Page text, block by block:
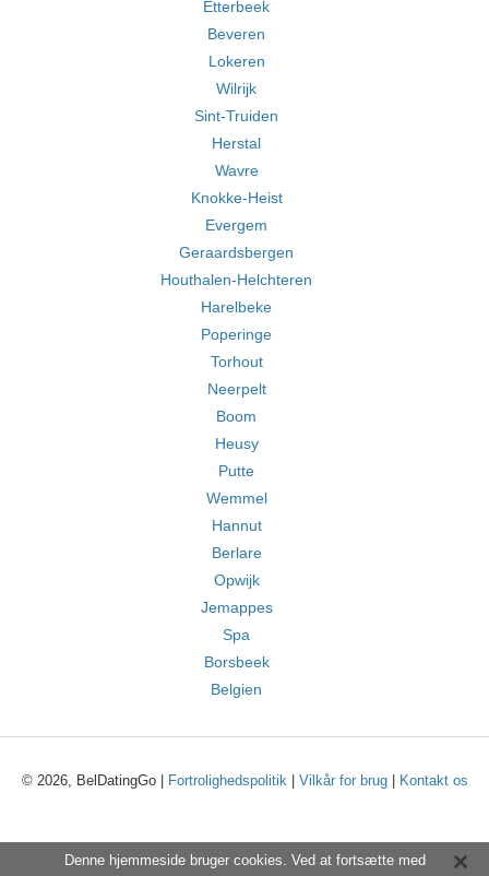
Etterbeek
Beveren
Lokeren
Wilrijk
Sint-Truiden
Herstal
Wavre
Knokke-Heist
Evergem
Geraardsbergen
Houthalen-Helchteren
Harelbeke
Poperinge
Torhout
Neerpelt
Boom
Heusy
Putte
Wemmel
Hannut
Berlare
Opwijk
Jemappes
Spa
Borsbeek
Belgien
© 2026, BelDatingGo | Fortrolighedspolitik| Vilkår for brug| Kontakt os
Denne hjemmeside bruger cookies. Ved at fortsætte med